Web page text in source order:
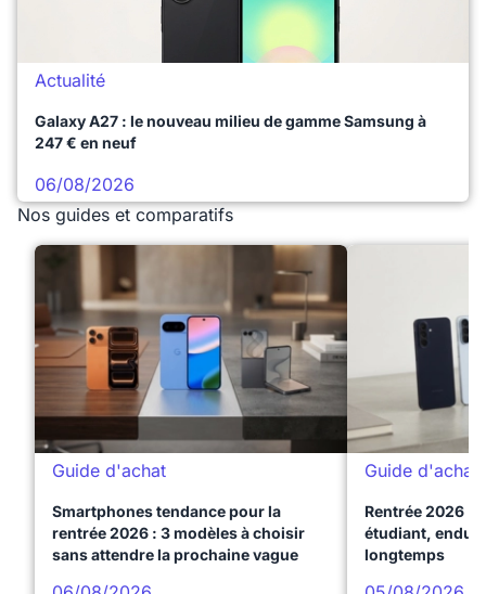
Actualité
Galaxy A27 : le nouveau milieu de gamme Samsung à
247 € en neuf
06/08/2026
Nos guides et comparatifs
Guide d'achat
Smartphones tendance pour la
rentrée 2026 : 3 modèles à choisir
sans attendre la prochaine vague
Guide d'achat
Rentrée 2026 :
étudiant,
longtemps